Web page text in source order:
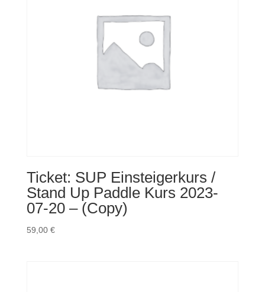
Ticket: SUP Einsteigerkurs /
Stand Up Paddle Kurs 2023-
07-20 – (Copy)
59,00 €